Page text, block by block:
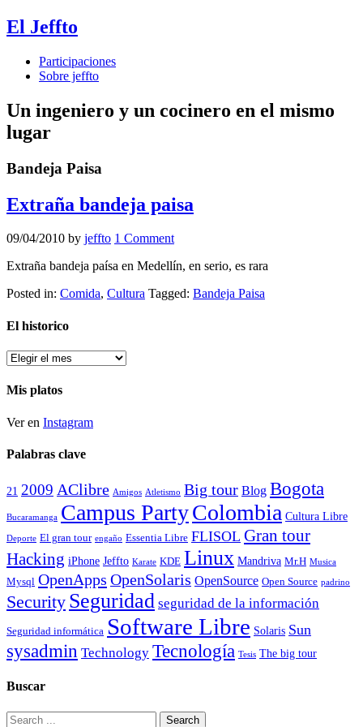
El Jeffto
Participaciones
Sobre jeffto
Un ingeniero y un cocinero en el mismo
lugar
Bandeja Paisa
Extraña bandeja paisa
09/04/2010 by jeffto 1 Comment
Extraña bandeja paísa en Medellín, en serio, es rara
Posted in: Comida, Cultura Tagged: Bandeja Paisa
El historico
El
Mis platos
Ver en Instagram
Palabras clave
21 2009 AClibre Amigos Atletismo Big tour Blog Bogota
Bucaramanga Campus PartyColombia Cultura Libre
Deporte El gran tour engaño Essentia Libre FLISOL Gran tour
Hacking iPhone Jeffto Karate KDE Linux Mandriva Mr.H Musica
Mysql OpenApps OpenSolaris OpenSource Open Source padrino
Security Seguridad seguridad de la información
Seguridad informática Software Libre Solaris Sun
sysadmin Technology Tecnología Tesis The big tour
Buscar